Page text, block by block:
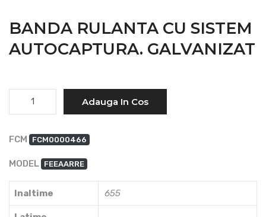
BANDA RULANTA CU SISTEM
AUTOCAPTURA. GALVANIZAT
Cantitate
Adauga In Cos
FCM FCM0000466
MODEL FEEAARRE
Inaltime 655